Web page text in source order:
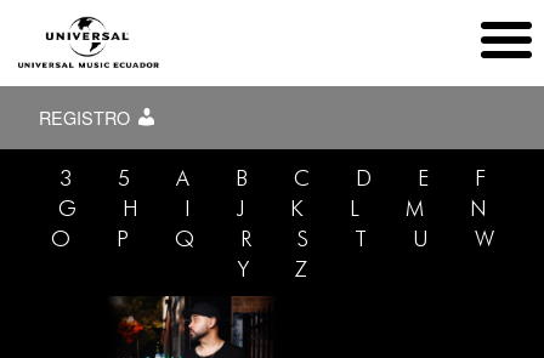
REGISTRO
3 5 A B C D E
F
G
H I J K L M
N
O
P Q R S T U
W
Y
Z